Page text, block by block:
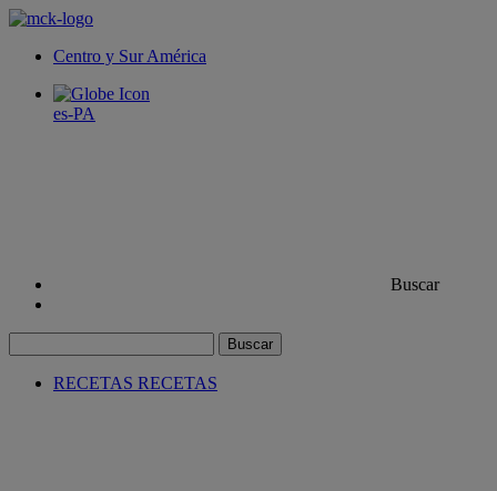
Centro y Sur América
es-PA
Buscar
Buscar
RECETAS RECETAS